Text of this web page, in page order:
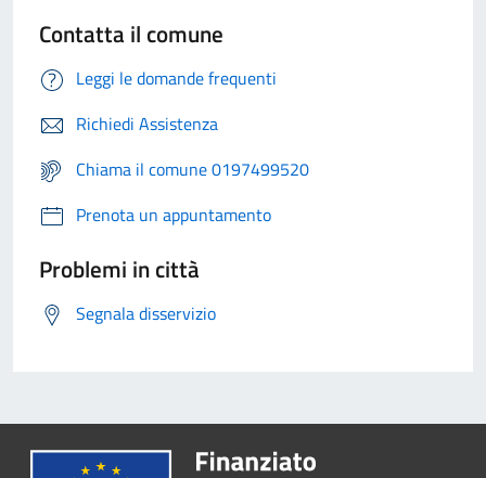
Contatta il comune
Leggi le domande frequenti
Richiedi Assistenza
Chiama il comune 0197499520
Prenota un appuntamento
Problemi in città
Segnala disservizio